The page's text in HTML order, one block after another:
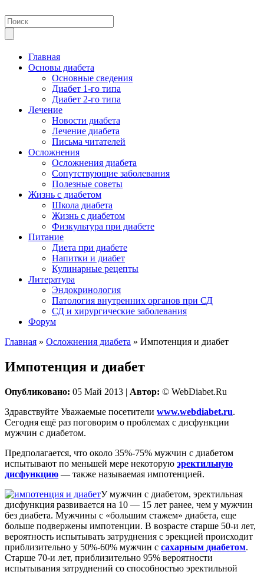
Главная
Основы диабета
Основные сведения
Диабет 1-го типа
Диабет 2-го типа
Лечение
Новости диабета
Лечение диабета
Письма читателей
Осложнения
Осложнения диабета
Сопутствующие заболевания
Полезные советы
Жизнь с диабетом
Школа диабета
Жизнь с диабетом
Физкультура при диабете
Питание
Диета при диабете
Напитки и диабет
Кулинарные рецепты
Литература
Эндокринология
Патология внутренних органов при СД
СД и хирургические заболевания
Форум
Главная » Осложнения диабета » Импотенция и диабет
Импотенция и диабет
Опубликовано: 05 Май 2013 | Автор: © WebDiabet.Ru
Здравствуйте Уважаемые посетители www.webdiabet.ru.
Сегодня ещё раз поговорим о проблемах с дисфункции
мужчин с диабетом.
Предполагается, что около 35%-75% мужчин с диабетом
испытывают по меньшей мере некоторую эректильную
дисфункцию — также называемая импотенцией.
У мужчин с диабетом, эректильная
дисфункция развивается на 10 — 15 лет ранее, чем у мужчин
без диабета. Мужчины с «большим стажем» диабета, еще
больше подвержены импотенции. В возрасте старше 50-и лет,
вероятность испытывать затруднения с эрекцией происходит
приблизительно у 50%-60% мужчин с сахарным диабетом.
Старше 70-и лет, приблизительно 95% вероятности
испытывания затруднений со способностью эректильной